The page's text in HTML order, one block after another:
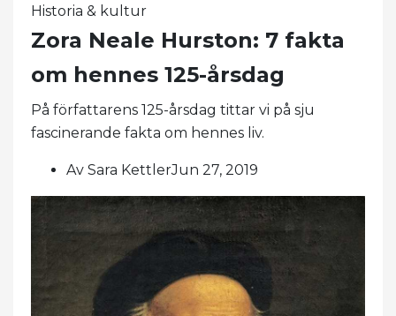
Historia & kultur
Zora Neale Hurston: 7 fakta
om hennes 125-årsdag
På författarens 125-årsdag tittar vi på sju
fascinerande fakta om hennes liv.
Av Sara KettlerJun 27, 2019